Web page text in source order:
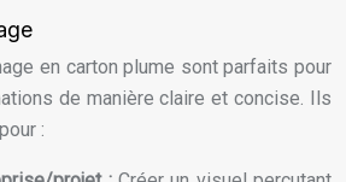
en carton plume sont parfaits pour
de manière claire et concise. Ils
: